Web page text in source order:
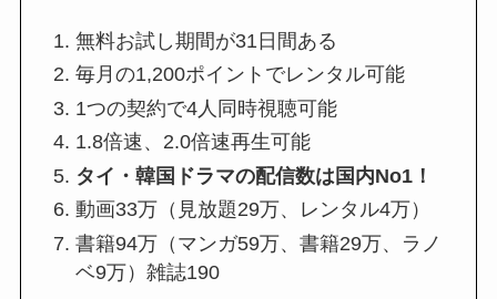
無料お試し期間が31日間ある
毎月の1,200ポイントでレンタル可能
1つの契約で4人同時視聴可能
1.8倍速、2.0倍速再生可能
タイ・韓国ドラマの配信数は国内No1！
動画33万（見放題29万、レンタル4万）
書籍94万（マンガ59万、書籍29万、ラノ
ベ9万）雑誌190